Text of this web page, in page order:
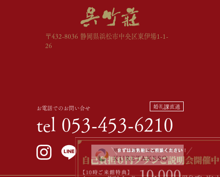
〒432-8036 静岡県浜松市中央区東伊場1-1-
26
お電話でのお問い合せ
tel 053-453-6210